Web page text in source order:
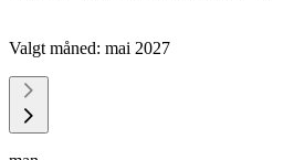
Valgt måned: mai 2027